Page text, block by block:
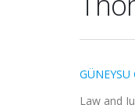
GÜNEYSU
Law and